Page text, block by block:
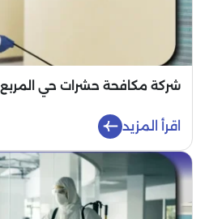
شركة مكافحة حشرات حي المربع
اقرأ المزيد